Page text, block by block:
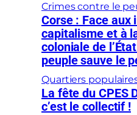
Crimes contre le
Corse : Face aux
capitalisme et à
coloniale de
peuple sauve le
Quartiers
La fête du CPES
c’est le collectif !